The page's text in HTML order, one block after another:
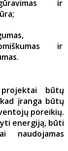
ir
ir
būtų
įranga būtų
poreikių.
energiją, būti
naudojamas